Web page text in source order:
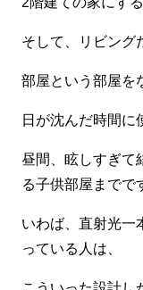
そして、リビング
部屋という部屋を
日が沈んだ時間に
昼間、眩しすぎて
る子供部屋までで
いわば、直射光一
っている人は、